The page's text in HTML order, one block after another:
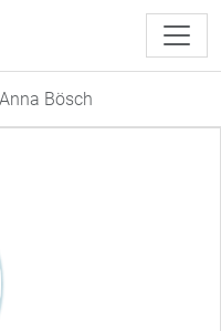
Anna Bösch